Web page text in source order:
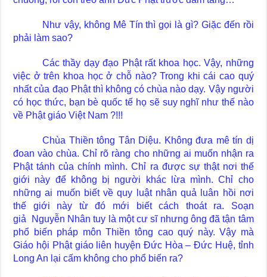
Như vậy, không Mê Tín thì gọi là gì? Giặc đến rồi
phải làm sao?
Các thầy dạy đạo Phật rất khoa học. Vậy, những
việc ở trên khoa học ở chỗ nào? Trong khi cái cao quý
nhất của đạo Phật thì không có chùa nào dạy. Vậy người
có học thức, bạn bè quốc tế họ sẽ suy nghĩ như thế nào
về Phật giáo Việt Nam ?!!!
Chùa Thiền tông Tân Diệu. Không đưa mê tín dị
đoan vào chùa. Chỉ rõ ràng cho những ai muốn nhận ra
Phật tánh của chính mình. Chỉ ra được sự thật nơi thế
giới này để không bị người khác lừa mình. Chỉ cho
những ai muốn biết về quy luật nhân quả luân hồi nơi
thế giới này từ đó mới biết cách thoát ra. Soạn
giả Nguyễn Nhân tuy là một cư sĩ nhưng ông đã tận tâm
phổ biến pháp môn Thiền tông cao quý này. Vậy mà
Giáo hội Phật giáo liên huyện Đức Hòa – Đức Huệ, tỉnh
Long An lại cấm không cho phổ biến ra?